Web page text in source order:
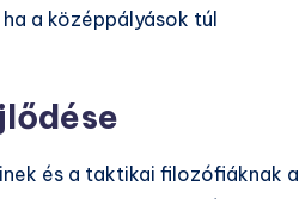
a középpályások túl
és a taktikai filozófiáknak a